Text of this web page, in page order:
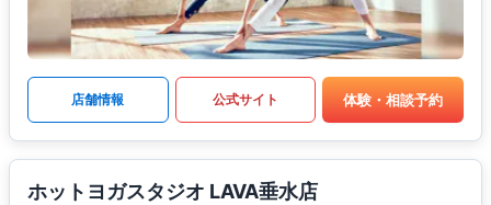
店舗情報 公式サイト 体験・相談予約
ホットヨガスタジオ LAVA垂水店